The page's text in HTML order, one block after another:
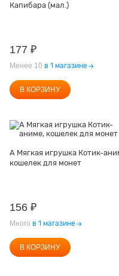
Капибара (мал.)
177 ₽
Менее 10 в 1 магазине
В КОРЗИНУ
А Мягкая игрушка Котик-
кошелек для монет
156 ₽
Много в 1 магазине
В КОРЗИНУ